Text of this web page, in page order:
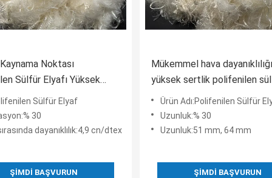
Noktası
Sülfür Elyafı Yüksek
Çekim Gücü
Sülfür Elyaf
30
dayanıklılık:4,9 cn/dtex
ŞIMDI BAŞVURUN
Mükemmel hava
yüksek sertlik polifenilen
filamenti
Ürün Adı:Polifenilen Sülfür
Uzunluk:% 30
Uzunluk:51 mm, 64 mm
ŞIMDI BAŞVURUN